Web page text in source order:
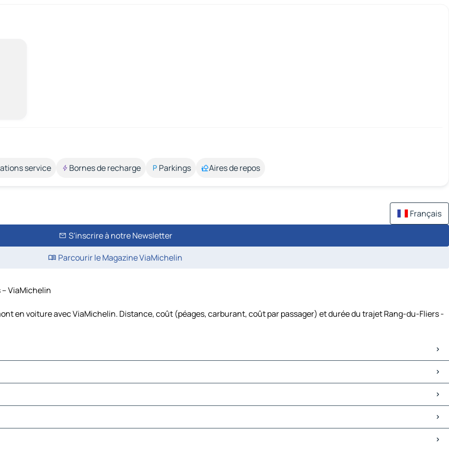
service Bornes de recharge Parkings Aires de repos
Français
S'inscrire à notre Newsletter
Parcourir le Magazine ViaMichelin
ViaMichelin
en voiture avec ViaMichelin. Distance, coût (péages, carburant, coût par passager) et durée du trajet Rang-du-Fliers -